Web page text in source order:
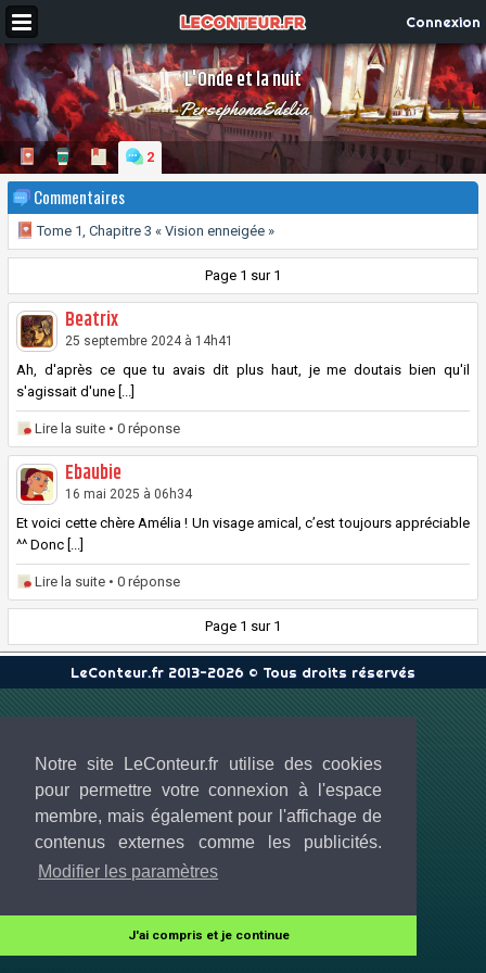
Notre site LeConteur.fr utilise des cookies
pour permettre votre connexion à l'espace
membre, mais également pour l'affichage de
contenus externes comme les publicités.
Modifier les paramètres
J'ai compris et je continue
Connexion
L'Onde et la nuit
PersephonaEdelia
2
Commentaires
Tome 1, Chapitre 3 « Vision enneigée »
Page 1 sur 1
Beatrix
25 septembre 2024 à 14h41
Ah, d'après ce que tu avais dit plus haut, je me doutais bien qu'il
s'agissait d'une [...]
Lire la suite • 0 réponse
Ebaubie
16 mai 2025 à 06h34
Et voici cette chère Amélia ! Un visage amical, c’est toujours appréciable
^^ Donc [...]
Lire la suite • 0 réponse
Page 1 sur 1
LeConteur.fr 2013-2026 © Tous droits réservés